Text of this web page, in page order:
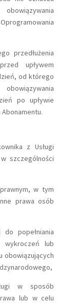
przedłużenia
upływem
od którego
po upływie
z Usługi
szczególności
w tym
prawa osób
do popełniania
wykroczeń lub
obowiązujących
w sposób
lub w celu